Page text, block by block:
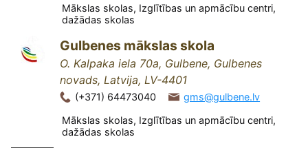
Mākslas skolas, Izglītības un apmācību centri,
dažādas skolas
Gulbenes mākslas skola
O. Kalpaka iela 70a, Gulbene, Gulbenes
novads, Latvija, LV-4401
(+371) 64473040 gms@gulbene.lv
Mākslas skolas, Izglītības un apmācību centri,
dažādas skolas